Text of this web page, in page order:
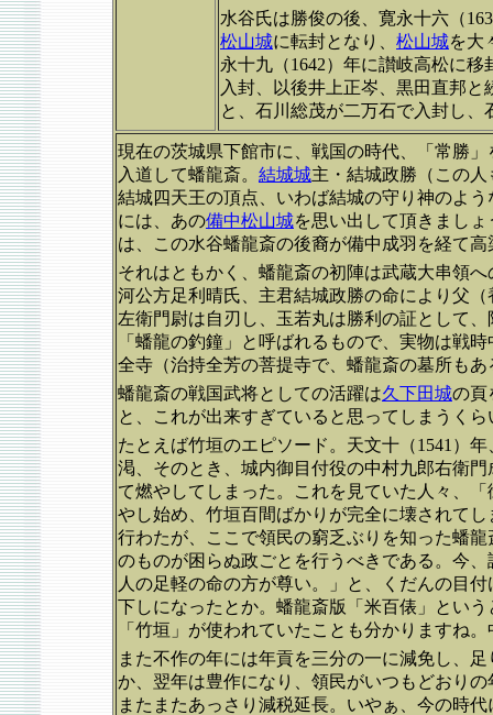
水谷氏は勝俊の後、寛永十六（
松山城に転封となり、 松山城を大
永十九（1642）年に讃岐高松に
入封、以後井上正岑、黒田直邦
と、石川総茂が二万石で入封し
現在の茨城県下館市に、戦国の時代、「常勝
入道して蟠龍斎。 結城城主・結城政勝（この
結城四天王の頂点、いわば結城の守り神のよ
には、あの備中松山城を思い出して頂きまし
は、この水谷蟠龍斎の後裔が備中成羽を経て
それはともかく、蟠龍斎の初陣は武蔵大串領
河公方足利晴氏、主君結城政勝の命により父
左衛門尉は自刃し、玉若丸は勝利の証として
「蟠龍の釣鐘」と呼ばれるもので、実物は戦
全寺（治持全芳の菩提寺で、蟠龍斎の墓所も
蟠龍斎の戦国武将としての活躍は久下田城の頁
と、これが出来すぎていると思ってしまうく
たとえば竹垣のエピソード。天文十（1541）
渇、そのとき、城内御目付役の中村九郎右衛
て燃やしてしまった。これを見ていた人々、
やし始め、竹垣百間ばかりが完全に壊されて
行わたが、ここで領民の窮乏ぶりを知った蟠
のものが困らぬ政ごとを行うべきである。今
人の足軽の命の方が尊い。」と、くだんの目
下しになったとか。蟠龍斎版「米百俵」とい
「竹垣」が使われていたことも分かりますね
また不作の年には年貢を三分の一に減免し、
か、翌年は豊作になり、領民がいつもどおり
またまたあっさり減税延長。いやぁ、今の時